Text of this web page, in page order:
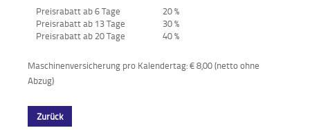
Preisrabatt ab 6 Tage
Preisrabatt ab 13 Tage
Preisrabatt ab 20 Tage
20 %
30 %
40 %
Maschinenversicherung pro Kalendertag: € 8,00 (netto ohne
Abzug)
Zurück